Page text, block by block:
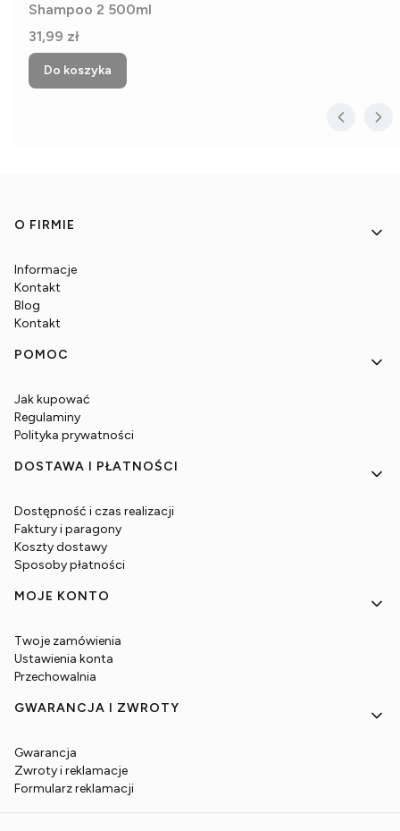
Shampoo 2 500ml
Cena
31,99 zł
Do koszyka
Linki w stopce
O FIRMIE
Informacje
Kontakt
Blog
Kontakt
POMOC
Jak kupować
Regulaminy
Polityka prywatności
DOSTAWA I PŁATNOŚCI
Dostępność i czas realizacji
Faktury i paragony
Koszty dostawy
Sposoby płatności
MOJE KONTO
Twoje zamówienia
Ustawienia konta
Przechowalnia
GWARANCJA I ZWROTY
Gwarancja
Zwroty i reklamacje
Formularz reklamacji